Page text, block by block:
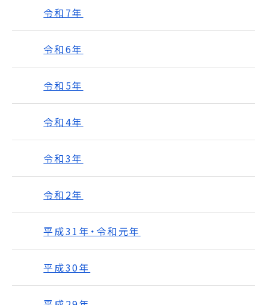
令和7年
令和6年
令和5年
令和4年
令和3年
令和2年
平成31年・令和元年
平成30年